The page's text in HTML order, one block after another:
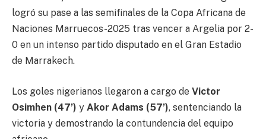
logró su pase a las semifinales de la Copa Africana de
Naciones Marruecos-2025 tras vencer a Argelia por 2-
0 en un intenso partido disputado en el Gran Estadio
de Marrakech.
Los goles nigerianos llegaron a cargo de Victor
Osimhen (47’) y Akor Adams (57’), sentenciando la
victoria y demostrando la contundencia del equipo